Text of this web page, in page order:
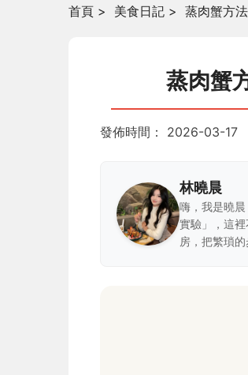
首頁 > 美食日記 > 蒸肉蟹方
蒸肉蟹
發佈時間： 2026-03-17
林曉晨
嗨，我是曉
實驗」，這
房，把繁瑣